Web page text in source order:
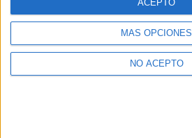
MÁS OPCIONES
NO ACEPTO
ACEPTO